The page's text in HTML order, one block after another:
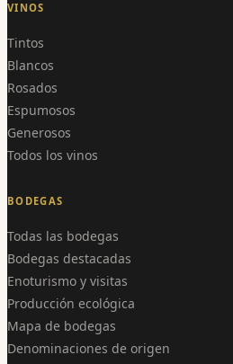
VINOS
Tintos
Blancos
Rosados
Espumosos
Generosos
Todos los vinos
BODEGAS
Todas las bodegas
Bodegas destacadas
Enoturismo y visitas
Producción ecológica
Mapa de bodegas
Denominaciones de origen